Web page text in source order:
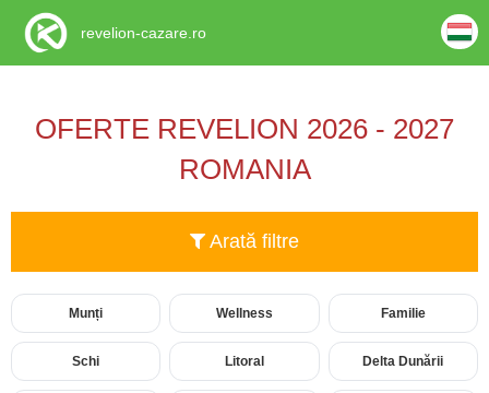
OFERTE REVELION 2026 - 2027
ROMANIA
Arată filtre
Munți Wellness Familie
Schi Litoral Delta Dunării
revelion-cazare.ro